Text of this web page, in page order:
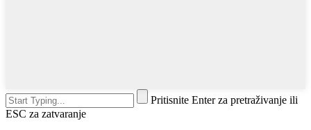
Pritisnite Enter za pretraživanje ili
ESC za zatvaranje